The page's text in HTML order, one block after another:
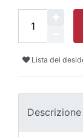
Lista dei
Descrizione